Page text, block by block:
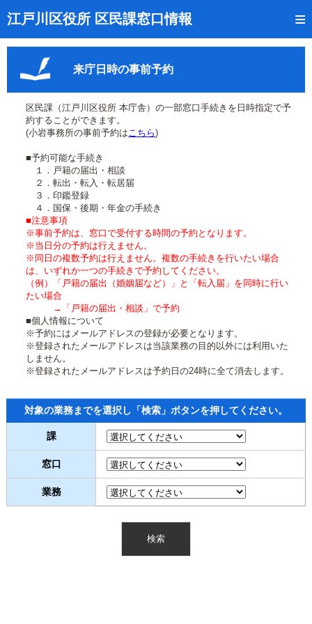
江戸川区役所 区民課窓口情報
トップページ
受付番号の呼出状況確認
証明書の交付状況確認
呼出状況のメール通知登録
来庁日時の事前予約
事前予約の確認・取消
混雑予想カレンダー
本サイトのご利用案内
来庁日時の事前予約
区民課（江戸川区役所 本庁舎）の一部窓口手続きを日時指定で予
約することができます。
(小岩事務所の事前予約はこちら)
■予約可能な手続き
１．戸籍の届出・相談
２．転出・転入・転居届
３．印鑑登録
４．国保・後期・年金の手続き
■注意事項
※事前予約は、窓口で受付する時間の予約となります。
※当日分の予約は行えません。
※同日の複数予約は行えません。複数の手続きを行いたい場合
は、いずれか一つの手続きで予約してください。
（例）「戸籍の届出（婚姻届など）」と「転入届」を同時に行い
たい場合
→「戸籍の届出・相談」で予約
■個人情報について
※予約にはメールアドレスの登録が必要となります。
※登録されたメールアドレスは当該業務の目的以外には利用いた
しません。
※登録されたメールアドレスは予約日の24時に全て消去します。
対象の業務までを選択し「検索」ボタンを押してください。
課
窓口
業務